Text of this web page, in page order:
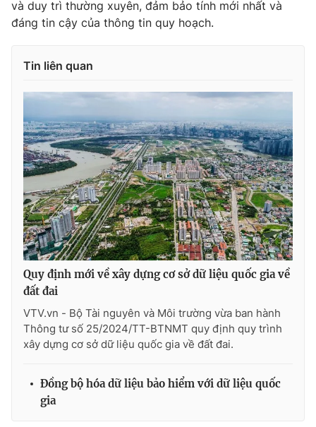
và duy trì thường xuyên, đảm bảo tính mới nhất và
đáng tin cậy của thông tin quy hoạch.
Tin liên quan
Quy định mới về xây dựng cơ sở dữ liệu quốc gia về
đất đai
VTV.vn - Bộ Tài nguyên và Môi trường vừa ban hành
Thông tư số 25/2024/TT-BTNMT quy định quy trình
xây dựng cơ sở dữ liệu quốc gia về đất đai.
Đồng bộ hóa dữ liệu bảo hiểm với dữ liệu quốc
gia